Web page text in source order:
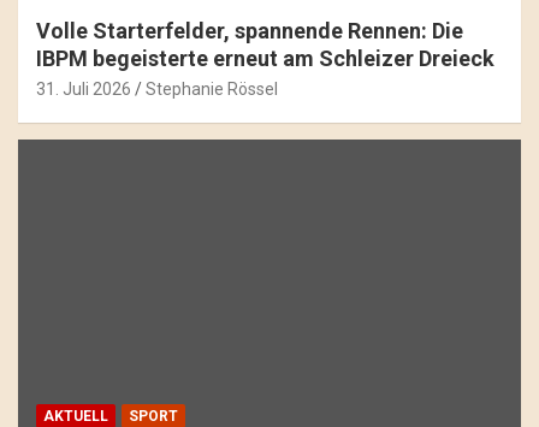
Volle Starterfelder, spannende Rennen: Die
IBPM begeisterte erneut am Schleizer Dreieck
31. Juli 2026 Stephanie Rössel
AKTUELL SPORT